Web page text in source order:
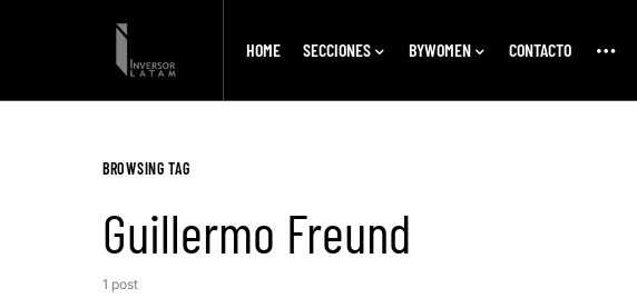
HOME SECCIONES BYWOMEN CONTACTO
BROWSING TAG
Guillermo Freund
1 post